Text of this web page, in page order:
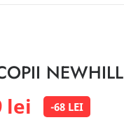
NEWHILL
lei -68 LEI